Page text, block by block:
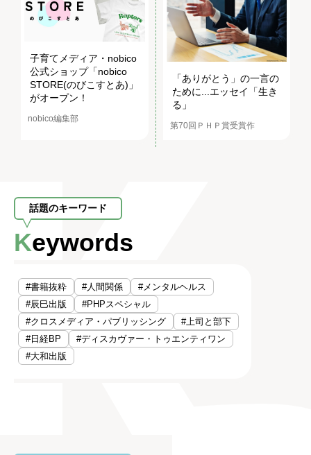
子育てメディア・nobico
公式ショップ「nobico
STORE(のびこすとあ)」
がオープン！
nobico編集部
「ありがとう」の一言の
ために...エッセイ「生き
る」
第70回ＰＨＰ賞受賞作
話題のキーワード
Keywords
#書籍抜粋 #人間関係
#メンタルヘルス
#辰巳出版
#PHPスペシャル
#クロスメディア・パブリッシング
#上司と部下
#日経BP
#ディスカヴァー・トゥエンティワン
#大和出版